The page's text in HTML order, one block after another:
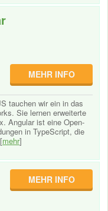
MEHR INFO
tauchen wir ein in das
Sie lernen erweiterte
Angular ist eine Open-
in TypeScript, die
mehr]
MEHR INFO